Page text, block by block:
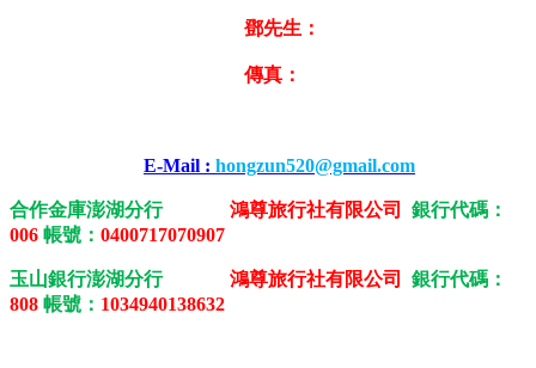
鄧先生：
傳真：
E-Mail : hongzun520@gmail.com
合作金庫澎湖分行 鴻尊旅行社有限公司
銀行代碼：
006 帳號： 0400717070907
玉山銀行澎湖分行 鴻尊旅行社有限公司
銀行代碼：
808 帳號： 1034940138632